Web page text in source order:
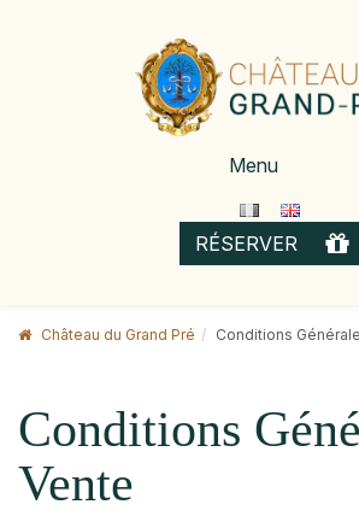
Menu
RÉSERVER
Château du Grand Pré Conditions
Conditions
Vente